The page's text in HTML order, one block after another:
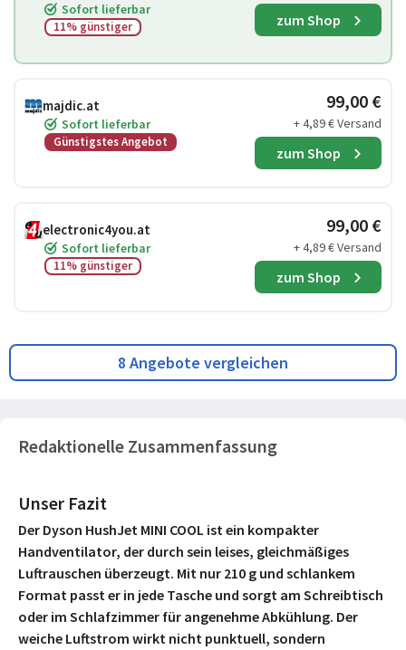
Sofort lieferbar
11% günstiger zum Shop
majdic.at
Sofort lieferbar
Günstigstes Angebot
99,00 €
+ 4,89 € Versand
zum Shop
electronic4you.at
Sofort lieferbar
11% günstiger
99,00 €
+ 4,89 € Versand
zum Shop
8 Angebote vergleichen
Redaktionelle Zusammenfassung
Unser Fazit
Der Dyson HushJet MINI COOL ist ein kompakter
Handventilator, der durch sein leises, gleichmäßiges
Luftrauschen überzeugt. Mit nur 210 g und schlankem
Format passt er in jede Tasche und sorgt am Schreibtisch
oder im Schlafzimmer für angenehme Abkühlung. Der
weiche Luftstrom wirkt nicht punktuell, sondern